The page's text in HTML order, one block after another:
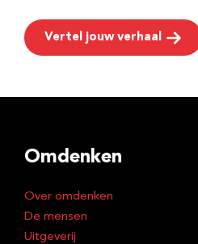
Vertel jouw verhaal
Omdenken
Over omdenken
De mensen
Uitgeverij